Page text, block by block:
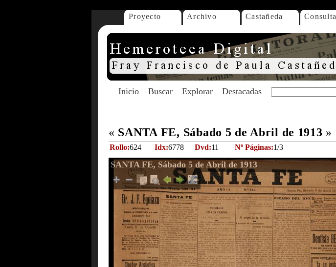
Proyecto Archivo Castañeda Consulta
Inicio Buscar Explorar Destacadas
« SANTA FE, Sábado 5 de Abril de 1913 »
Rollo:624 Idx:6778 Dvd:11 Nº Páginas:1/3
SANTA FE, Sábado 5 de Abril de 1913